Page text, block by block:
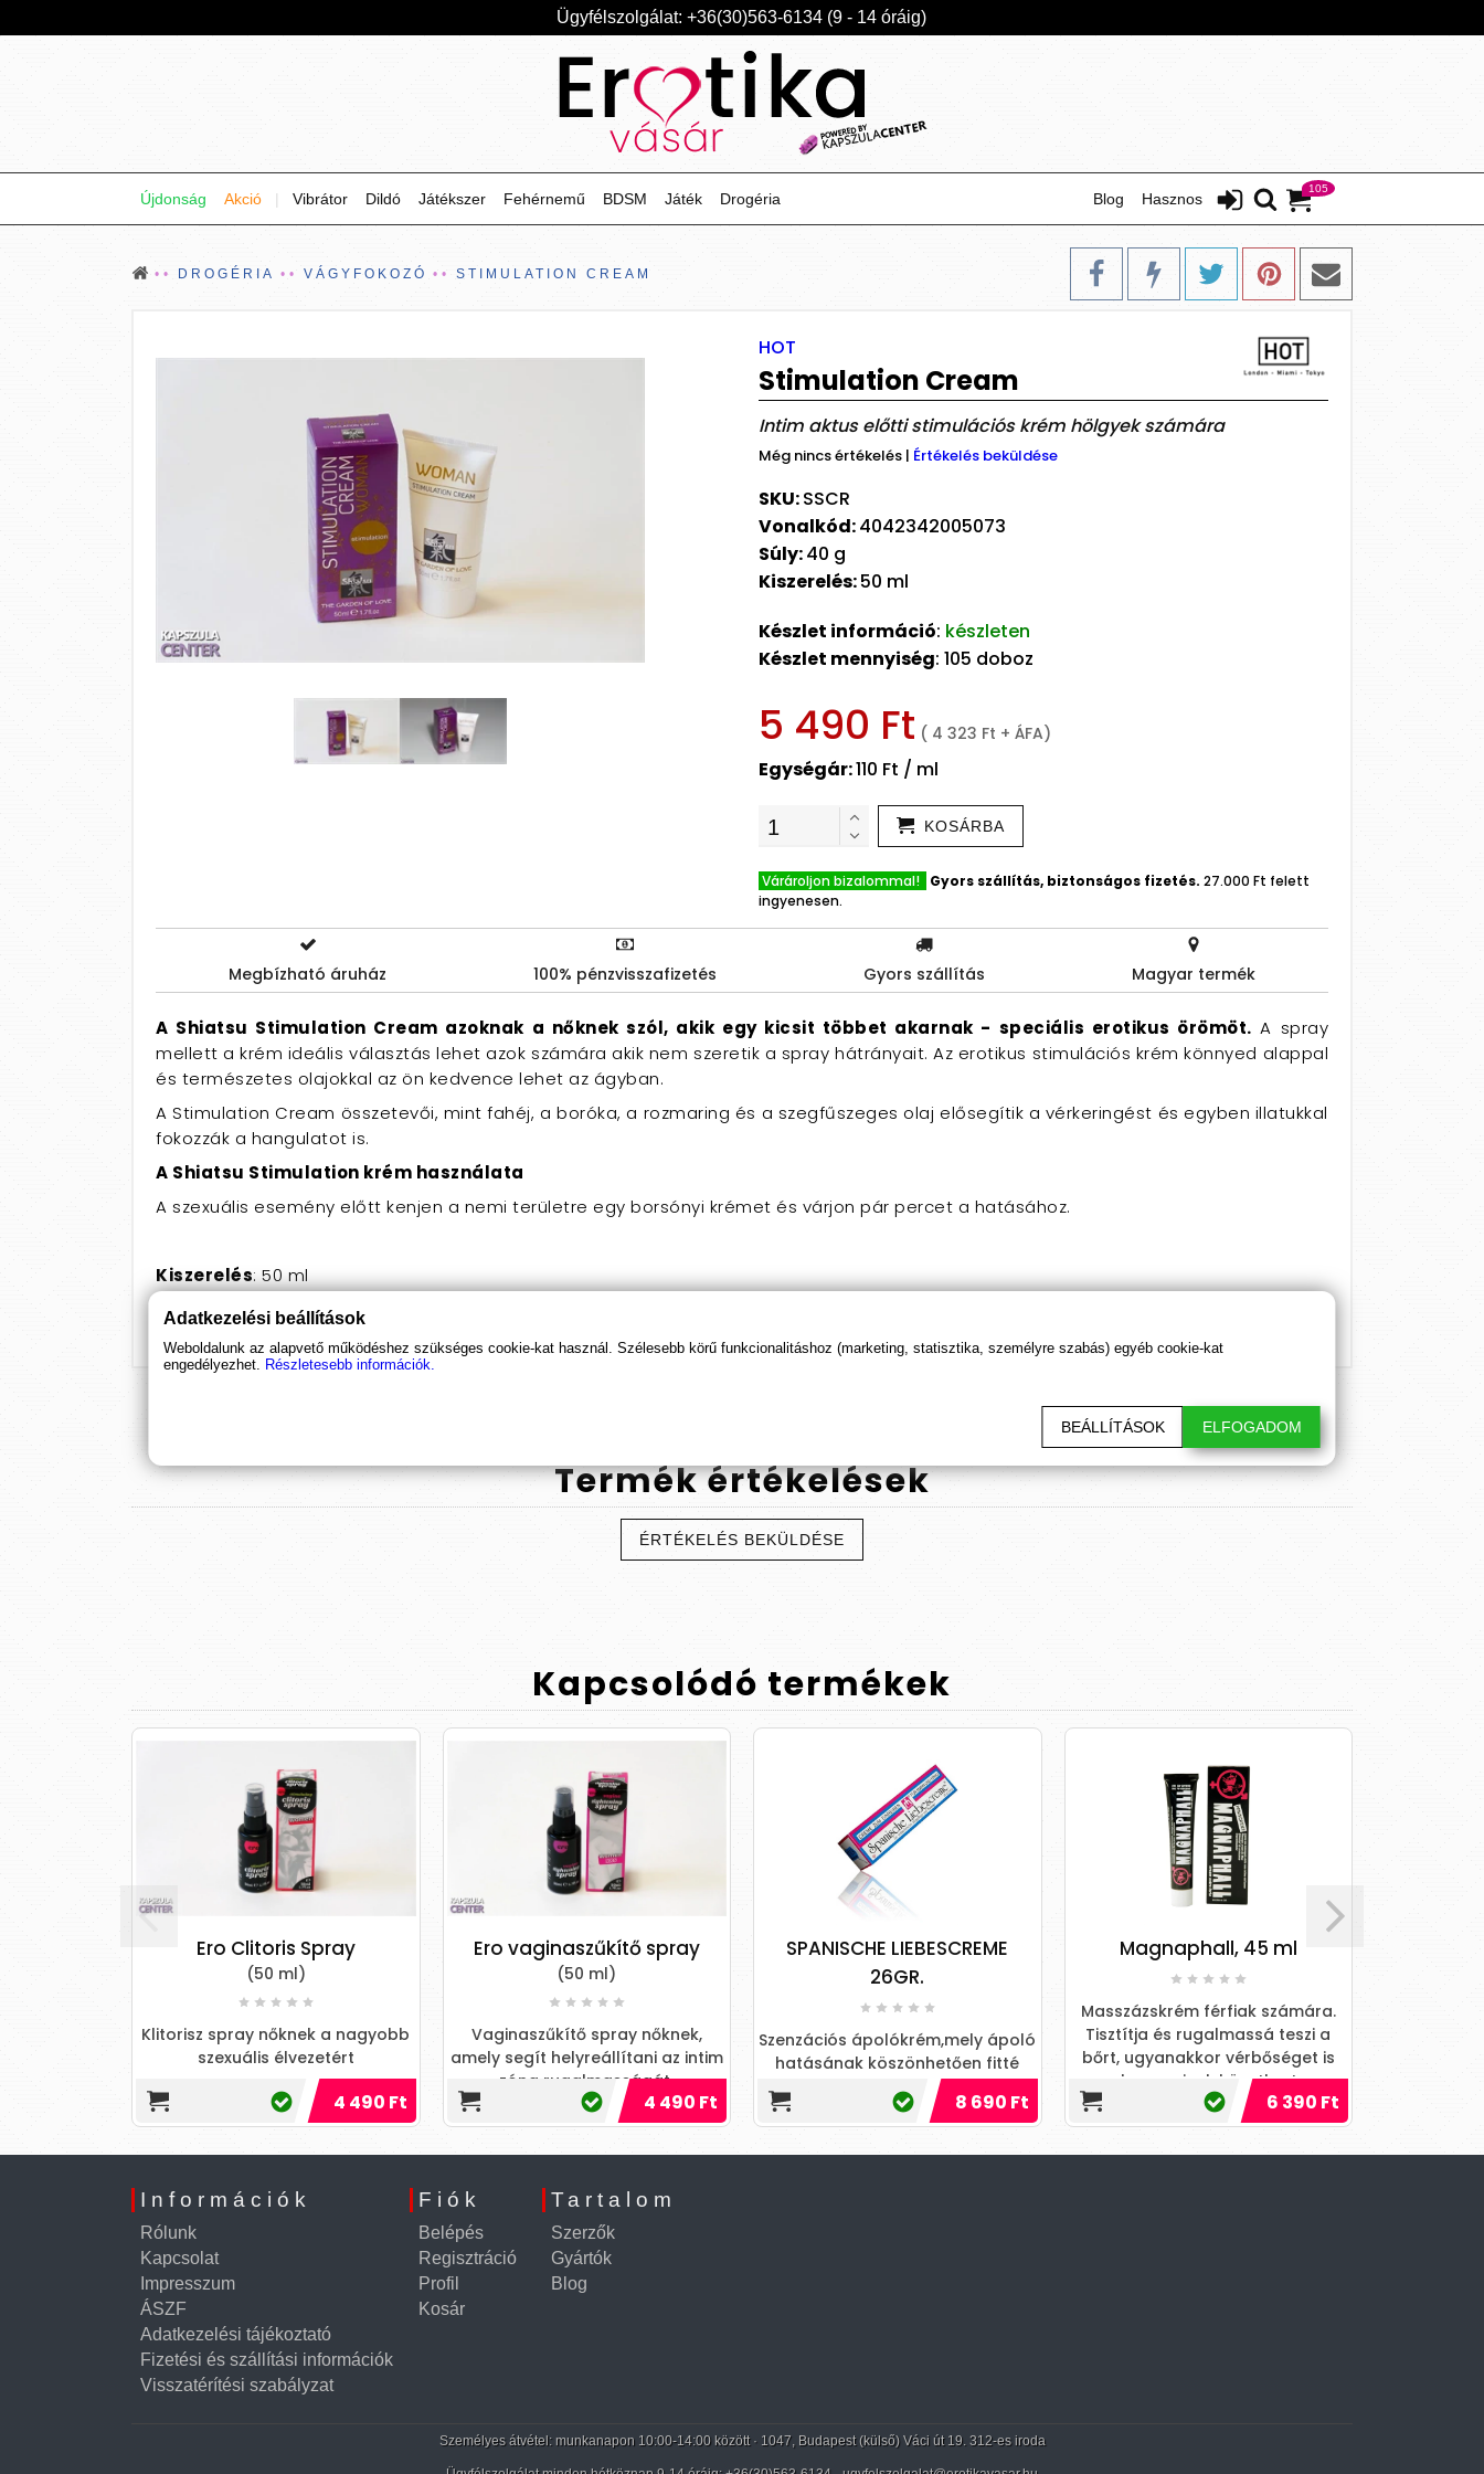
Ügyfélszolgálat: +36(30)563-6134 (9 - 14 óráig)
105
Hasznos
Újdonság Blog
Akció | Vibrátor Dildó Játékszer Fehérnemű BDSM Játék Drogéria
DROGÉRIA VÁGYFOKOZÓ STIMULATION CREAM
HOT
Stimulation Cream
Intim aktus előtti stimulációs krém hölgyek számára
Még nincs értékelés | Értékelés beküldése
SKU:SSCR
Vonalkód:4042342005073
Súly:40 g
Kiszerelés:50 ml
Készlet információ: készleten
Készlet mennyiség: 105 doboz
5 490 Ft ( 4 323 Ft + ÁFA)
Egységár:110 Ft / ml
KOSÁRBA
Várároljon bizalommal! Gyors szállítás, biztonságos fizetés. 27.000 Ft felett
ingyenesen.
Megbízható áruház 100% pénzvisszafizetés Gyors szállítás Magyar termék
A Shiatsu Stimulation Cream azoknak a nőknek szól, akik egy kicsit többet akarnak - speciális erotikus örömöt. A spray
mellett a krém ideális választás lehet azok számára akik nem szeretik a spray hátrányait. Az erotikus stimulációs krém könnyed alappal
és természetes olajokkal az ön kedvence lehet az ágyban.
A Stimulation Cream összetevői, mint fahéj, a boróka, a rozmaring és a szegfűszeges olaj elősegítik a vérkeringést és egyben illatukkal
fokozzák a hangulatot is.
A Shiatsu Stimulation krém használata
A szexuális esemény előtt kenjen a nemi területre egy borsónyi krémet és várjon pár percet a hatásához.
Kiszerelés: 50 ml
Gyártó: Shiatsu / HOT
Termékértékelések
ÉRTÉKELÉS BEKÜLDÉSE
Kapcsolódó termékek
Ero Clitoris Spray
(50 ml)
Klitorisz spray nőknek a nagyobb
szexuális élvezetért
4 490 Ft
Ero vaginaszűkítő spray
(50 ml)
Vaginaszűkítő spray nőknek,
amely segít helyreállítani az intim
zóna rugalmasságát.
4 490 Ft
SPANISCHE LIEBESCREME
26GR.
Szenzációs ápolókrém,mely ápoló
hatásának köszönhetően fitté
tesz,és mindkét nemnél fokozza a
jó közérzetet.FÉRFIAK...8 690 Ft
Magnaphall, 45 ml
Masszázskrém férfiak számára.
Tisztítja és rugalmassá teszi a
bőrt, ugyanakkor vérbőséget is
okoz, aminek következt...
6 390 Ft
Információk
Rólunk
Kapcsolat
Impresszum
ÁSZF
Adatkezelési tájékoztató
Fizetési és szállítási információk
Visszatérítési szabályzat
Fiók
Belépés
Regisztráció
Profil
Kosár
Tartalom
Szerzők
Gyártók
Blog
Személyes átvétel: munkanapon 10:00-14:00 között · 1047, Budapest (külső) Váci út 19. 312-es iroda
Adatkezelési beállítások
Weboldalunk az alapvető működéshez szükséges cookie-kat használ. Szélesebb körű funkcionalitáshoz (marketing, statisztika, személyre szabás) egyéb cookie-kat
engedélyezhet. Részletesebb információk.
BEÁLLÍTÁSOK ELFOGADOM